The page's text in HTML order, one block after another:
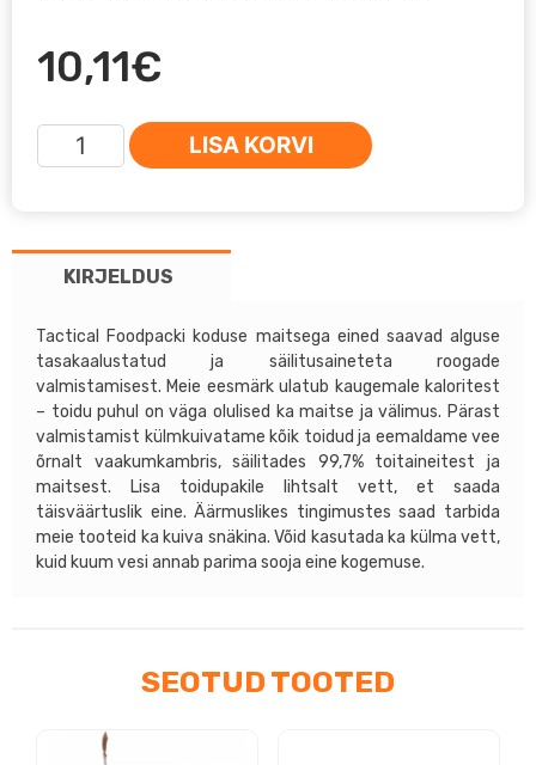
10,11€
Kaerahelbepuder
õuntega
LISA KORVI
KIRJELDUS
Tactical Foodpacki koduse maitsega eined saavad alguse
tasakaalustatud ja säilitusaineteta roogade
valmistamisest. Meie eesmärk ulatub kaugemale kaloritest
– toidu puhul on väga olulised ka maitse ja välimus. Pärast
valmistamist külmkuivatame kõik toidud ja eemaldame vee
õrnalt vaakumkambris, säilitades 99,7% toitaineitest ja
maitsest. Lisa toidupakile lihtsalt vett, et saada
täisväärtuslik eine. Äärmuslikes tingimustes saad tarbida
meie tooteid ka kuiva snäkina. Võid kasutada ka külma vett,
kuid kuum vesi annab parima sooja eine kogemuse.
SEOTUD TOOTED